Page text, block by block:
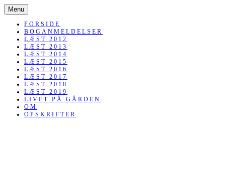
Menu SKIP
TO
CONTENT
FORSIDE
BOGANMELDELSER
LÆST 2012
LÆST 2013
LÆST 2014
LÆST 2015
LÆST 2016
LÆST 2017
LÆST 2018
LÆST 2019
LIVET PÅ GÅRDEN
OM
OPSKRIFTER